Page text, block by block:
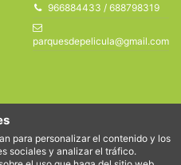
966884433 / 688798319
parquesdepelicula@gmail.com
para personalizar el contenido y los
sociales y analizar el tráfico.